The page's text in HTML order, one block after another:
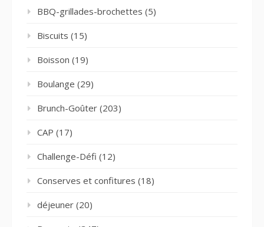
BBQ-grillades-brochettes (5)
Biscuits (15)
Boisson (19)
Boulange (29)
Brunch-Goûter (203)
CAP (17)
Challenge-Défi (12)
Conserves et confitures (18)
déjeuner (20)